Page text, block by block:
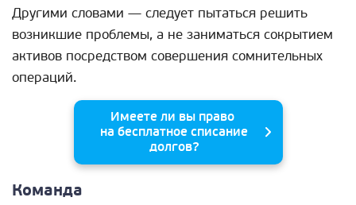
Другими словами — следует пытаться решить
возникшие проблемы, а не заниматься сокрытием
активов посредством совершения сомнительных
операций.
Имеете ли вы право
на бесплатное списание
долгов?
Команда